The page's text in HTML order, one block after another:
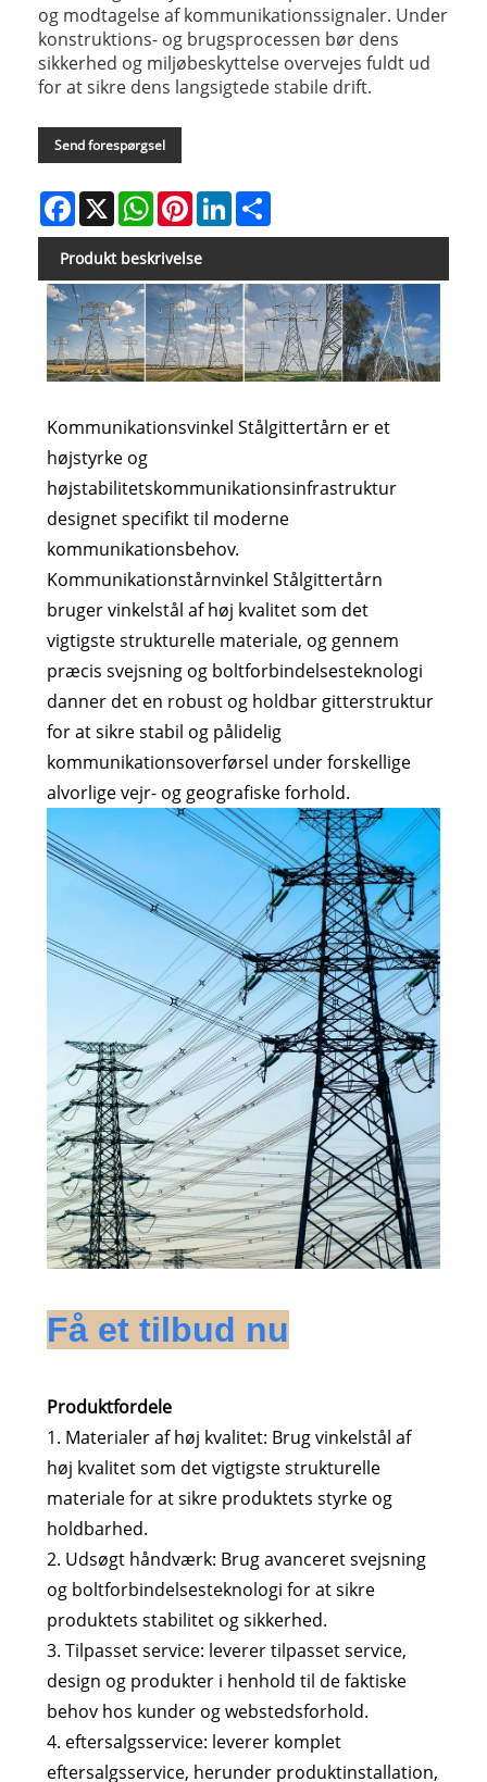
og modtagelse af kommunikationssignaler. Under
konstruktions- og brugsprocessen bør dens
sikkerhed og miljøbeskyttelse overvejes fuldt ud
for at sikre dens langsigtede stabile drift.
Send forespørgsel
Facebook
X WhatsAppPinterestLinkedIn
Produkt beskrivelse
Kommunikationsvinkel Stålgittertårn er et
højstyrke og
højstabilitetskommunikationsinfrastruktur
designet specifikt til moderne
kommunikationsbehov.
Kommunikationstårnvinkel Stålgittertårn
bruger vinkelstål af høj kvalitet som det
vigtigste strukturelle materiale, og gennem
præcis svejsning og boltforbindelsesteknologi
danner det en robust og holdbar gitterstruktur
for at sikre stabil og pålidelig
kommunikationsoverførsel under forskellige
alvorlige vejr- og geografiske forhold.
Få et tilbud nu
Produktfordele
1. Materialer af høj kvalitet: Brug vinkelstål af
høj kvalitet som det vigtigste strukturelle
materiale for at sikre produktets styrke og
holdbarhed.
2. Udsøgt håndværk: Brug avanceret svejsning
og boltforbindelsesteknologi for at sikre
produktets stabilitet og sikkerhed.
3. Tilpasset service: leverer tilpasset service,
design og produkter i henhold til de faktiske
behov hos kunder og webstedsforhold.
4. eftersalgsservice: leverer komplet
eftersalgsservice, herunder produktinstallation,